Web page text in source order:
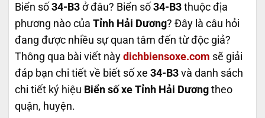
Biển số 34-B3 ở đâu? Biển số 34-B3 thuộc địa
phương nào của Tỉnh Hải Dương? Đây là câu hỏi
đang được nhiều sự quan tâm đến từ độc giả?
Thông qua bài viết này dichbiensoxe.com sẽ giải
đáp bạn chi tiết về biết số xe 34-B3 và danh sách
chi tiết ký hiệu Biển số xe Tỉnh Hải Dương theo
quận, huyện.